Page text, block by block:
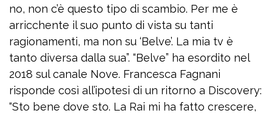
no, non c’è questo tipo di scambio. Per me è
arricchente il suo punto di vista su tanti
ragionamenti, ma non su ‘Belve’. La mia tv è
tanto diversa dalla sua”. “Belve” ha esordito nel
2018 sul canale Nove. Francesca Fagnani
risponde così all’ipotesi di un ritorno a Discovery:
“Sto bene dove sto. La Rai mi ha fatto crescere,